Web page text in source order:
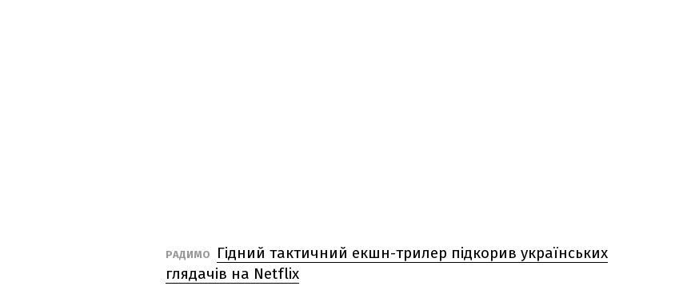
РАДИМО
Гідний тактичний екшн-трилер підкорив українських
глядачів на Netflix